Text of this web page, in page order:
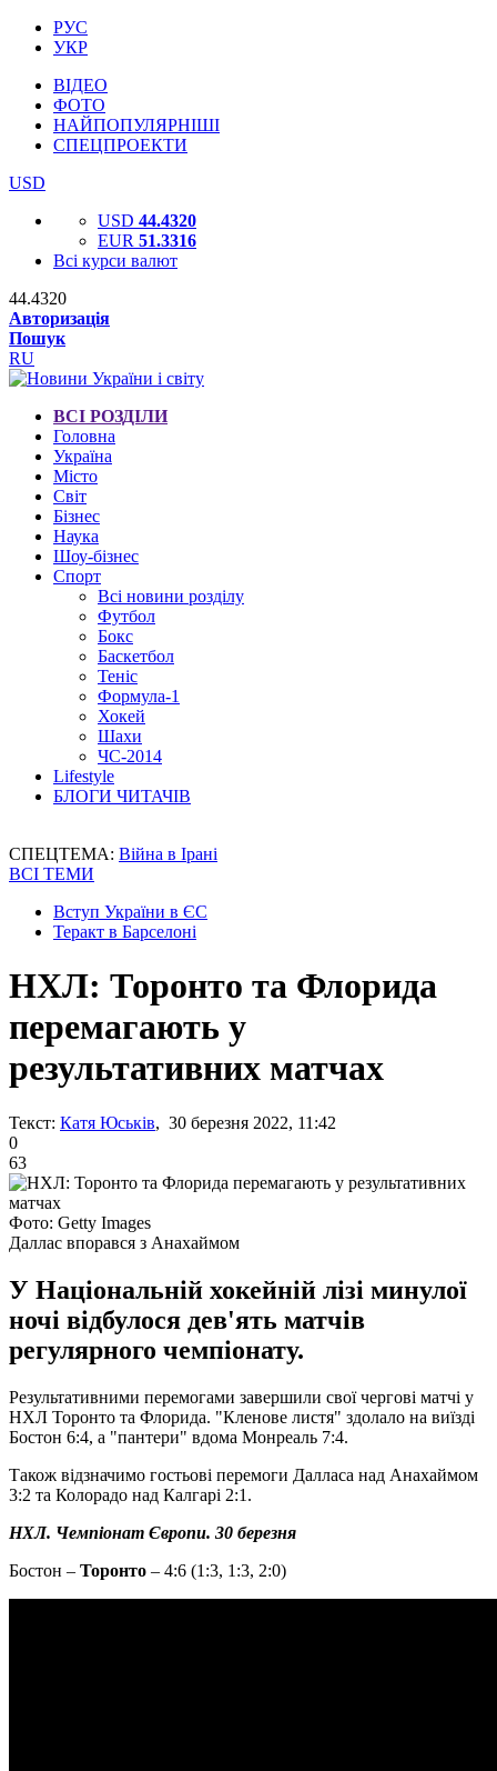
РУС
УКР
ВІДЕО
ФОТО
НАЙПОПУЛЯРНІШІ
СПЕЦПРОЕКТИ
USD
USD 44.4320
EUR 51.3316
Всі курси валют
44.4320
Авторизація
Пошук
RU
ВСІ РОЗДІЛИ
Головна
Україна
Місто
Світ
Бізнес
Наука
Шоу-бізнес
Спорт
Всі новини розділу
Футбол
Бокс
Баскетбол
Теніс
Формула-1
Хокей
Шахи
ЧС-2014
Lifestyle
БЛОГИ ЧИТАЧІВ
СПЕЦТЕМА: Війна в Ірані
ВСІ ТЕМИ
Вступ України в ЄС
Теракт в Барселоні
НХЛ: Торонто та Флорида
перемагають у
результативних матчах
Текст: Катя Юськів, 30 березня 2022, 11:42
0
63
Фото: Getty Images
Даллас впорався з Анахаймом
У Національній хокейній лізі минулої
ночі відбулося дев'ять матчів
регулярного чемпіонату.
Результативними перемогами завершили свої чергові матчі у
НХЛ Торонто та Флорида. "Кленове листя" здолало на виїзді
Бостон 6:4, а "пантери" вдома Монреаль 7:4.
Також відзначимо гостьові перемоги Далласа над Анахаймом
3:2 та Колорадо над Калгарі 2:1.
НХЛ. Чемпіонат Європи. 30 березня
Бостон – Торонто – 4:6 (1:3, 1:3, 2:0)